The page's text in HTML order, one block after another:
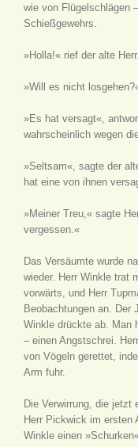
wie von Flügelschlägen
Schießgewehrs.
»Holla!« rief der alte Herr.
»Will es nicht
»Es hat versagt«,
wahrscheinlich wegen
»Seltsam«, sagte der
hat eine von ihnen
»Meiner Treu,« sagte
vergessen.«
Das Versäumte wurde
wieder. Herr Winkle trat
vorwärts, und Herr
Beobachtungen an. Der
Winkle drückte ab. Man
– einen Angstschrei.
von Vögeln gerettet,
Arm fuhr.
Die Verwirrung, die
Herr Pickwick im ersten
Winkle einen